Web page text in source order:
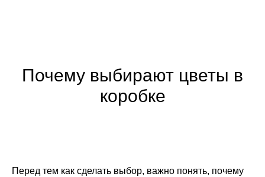
Почему выбирают цветы в
коробке
Перед тем как сделать выбор, важно понять, почему